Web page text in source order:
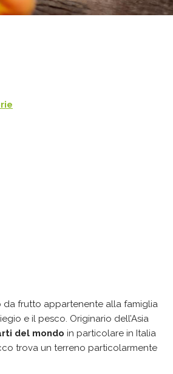
da frutto appartenente alla famiglia
e il pesco. Originario dell’Asia
del mondo in particolare in Italia
trova un terreno particolarmente